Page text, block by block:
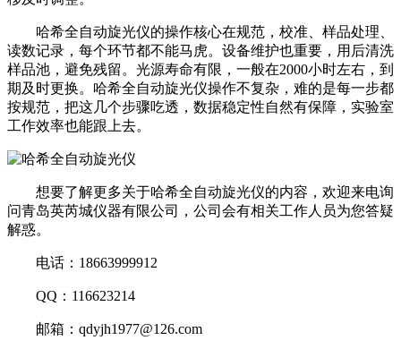
哈希全自动旋光仪的操作核心在规范，校准、样品处理、
读数记录，每个环节都不能马虎。设备维护也重要，用后清洗
样品池，避免残留。光源寿命有限，一般在2000小时左右，到
期及时更换。哈希全自动旋光仪操作不复杂，难的是每一步都
按规范，把这几个步骤吃透，数据稳定性自然有保障，实验室
工作效率也能跟上去。
想要了解更多关于哈希全自动旋光仪的内容，欢迎来电询
问青岛英芮城仪器有限公司，公司会有相关工作人员为您答疑
解惑。
电话：18663999912
QQ：116623214
邮箱：qdyjh1977@126.com